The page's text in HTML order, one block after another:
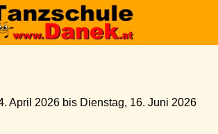
April 2026 bis Dienstag, 16. Juni 2026